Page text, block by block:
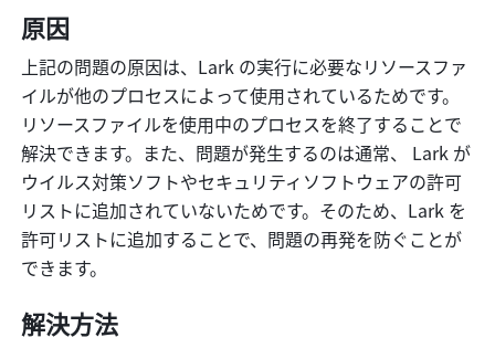
原因
上記の問題の原因は、Lark の実行に必要なリソースファ
イルが他のプロセスによって使用されているためです。
リソースファイルを使用中のプロセスを終了することで
解決できます。また、問題が発生するのは通常、 Lark が
ウイルス対策ソフトやセキュリティソフトウェアの許可
リストに追加されていないためです。そのため、Lark を
許可リストに追加することで、問題の再発を防ぐことが
できます。
解決方法